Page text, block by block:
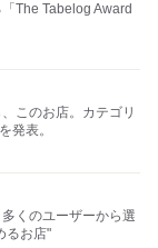
The Tabelog Award
このお店。カテゴリ
発表。
くのユーザーから選
るお店"